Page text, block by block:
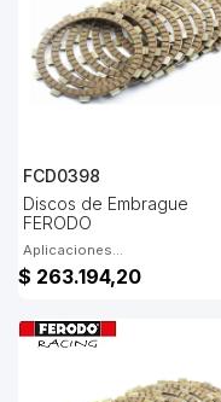
FCD0398
Discos de Embrague
FERODO
Aplicaciones...
$ 263.194,20